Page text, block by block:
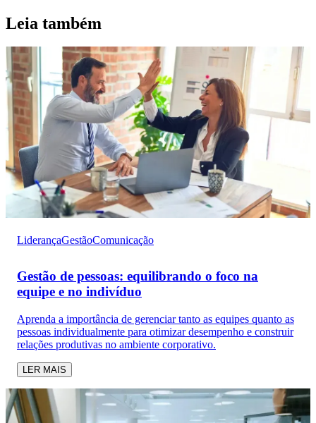
Leia também
LiderançaGestãoComunicação
Gestão de pessoas: equilibrando o foco na
equipe e no indivíduo
Aprenda a importância de gerenciar tanto as equipes quanto as
pessoas individualmente para otimizar desempenho e construir
relações produtivas no ambiente corporativo.
LER MAIS